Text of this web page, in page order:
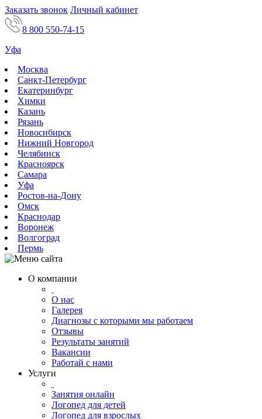
Заказать звонок Личный кабинет
8 800 550-74-15
Уфа
Москва
Санкт-Петербург
Екатеринбург
Химки
Казань
Рязань
Новосибирск
Нижний Новгород
Челябинск
Красноярск
Самара
Уфа
Ростов-на-Дону
Омск
Краснодар
Воронеж
Волгоград
Пермь
О компании
О нас
Галерея
Диагнозы с которыми мы работаем
Отзывы
Результаты занятий
Вакансии
Работай с нами
Услуги
Занятия онлайн
Логопед для детей
Логопед для взрослых